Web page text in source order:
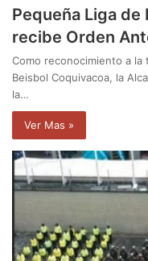
Pequeña Liga
recibe Orden
Como reconocimiento a la
Beisbol Coquivacoa, la
la…
Ver Mas »